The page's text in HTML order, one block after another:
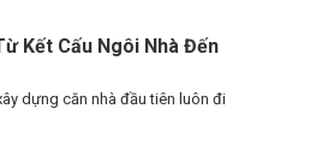
Kết Cấu Ngôi Nhà Đến
dựng căn nhà đầu tiên luôn đi